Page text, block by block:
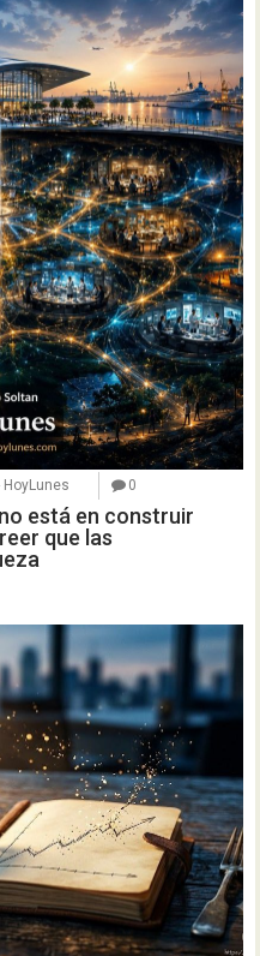
0
está en construir
que las